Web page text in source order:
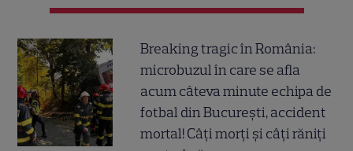
Breaking tragic în România:
microbuzul în care se afla
acum câteva minute echipa de
fotbal din București, accident
mortal! Câți morți și câți răniți